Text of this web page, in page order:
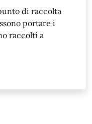
di raccolta
portare i
raccolti a